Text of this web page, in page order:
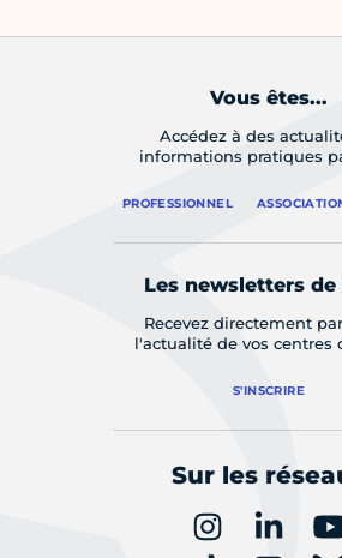
Vous êtes...
Accédez à des
informations pratiques
PROFESSIONNEL
Les newsletters de
Recevez directement
l'actualité de vos centres
S'INSCRIRE
Sur les